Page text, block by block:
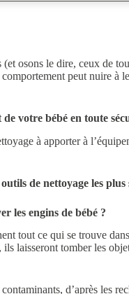
(et osons le dire, ceux de
peut nuire à
votre bébé en toute
à apporter à
de nettoyage les
les engins de bébé ?
tout ce qui se trouve
laisseront tomber les
d’après les